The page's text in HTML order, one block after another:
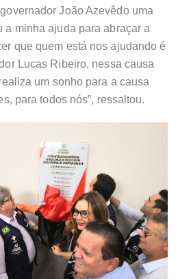
João Azevêdo uma
a minha ajuda para abraçar a
que quem está nos ajudando é
Lucas Ribeiro, nessa causa
um sonho para a causa
para todos nós”, ressaltou.